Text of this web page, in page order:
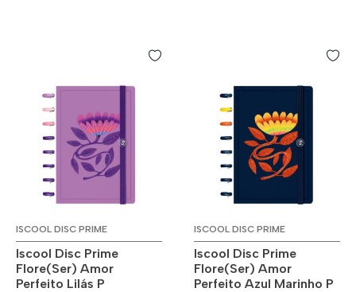
ISCOOL DISC PRIME
Iscool Disc Prime
Flore(Ser) Amor
Perfeito Lilás P
ISCOOL DISC PRIME
Iscool Disc Prime
Flore(Ser) Amor
Perfeito Azul Marinho P